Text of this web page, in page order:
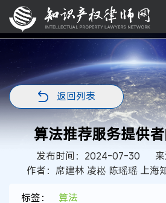
返回列表
算法推荐服务提供
发布时间：2024-07-30
作者：席建林 凌崧 陈瑶瑶 上海
标签： 算法